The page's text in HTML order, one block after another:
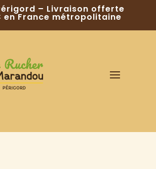
– Livraison offerte
en France métropolitaine